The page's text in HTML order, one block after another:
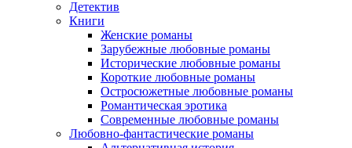
Детектив
Книги
Женские романы
Зарубежные любовные романы
Исторические любовные романы
Короткие любовные романы
Остросюжетные любовные романы
Романтическая эротика
Современные любовные романы
Любовно-фантастические романы